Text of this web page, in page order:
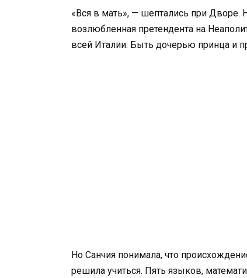
«Вся в мать», — шептались при
возлюбленная претендента на
всей Италии. Быть дочерью принца и
Но Санчия понимала, что
решила учиться. Пять языков,